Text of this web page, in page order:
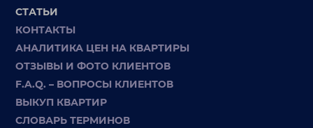
СТАТЬИ
КОНТАКТЫ
АНАЛИТИКА ЦЕН НА КВАРТИРЫ
ОТЗЫВЫ И ФОТО КЛИЕНТОВ
F.A.Q. – ВОПРОСЫ КЛИЕНТОВ
ВЫКУП КВАРТИР
СЛОВАРЬ ТЕРМИНОВ